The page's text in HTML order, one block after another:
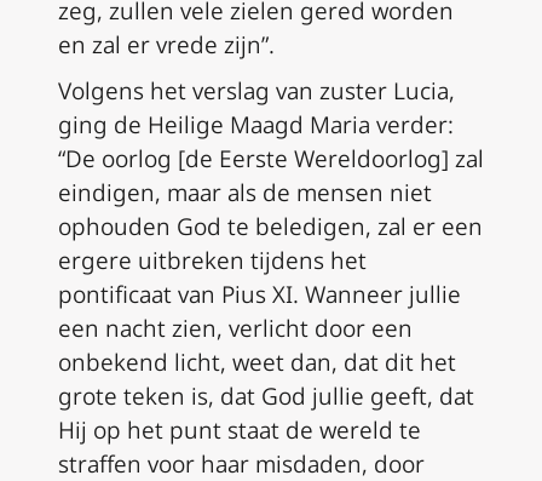
zeg, zullen vele zielen gered worden
en zal er vrede zijn”.
Volgens het verslag van zuster Lucia,
ging de Heilige Maagd Maria verder:
“De oorlog [de Eerste Wereldoorlog] zal
eindigen, maar als de mensen niet
ophouden God te beledigen, zal er een
ergere uitbreken tijdens het
pontificaat van Pius XI. Wanneer jullie
een nacht zien, verlicht door een
onbekend licht, weet dan, dat dit het
grote teken is, dat God jullie geeft, dat
Hij op het punt staat de wereld te
straffen voor haar misdaden, door